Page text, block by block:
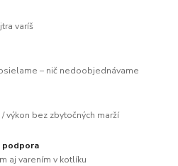
varíš
– nič nedoobjednávame
výkon bez zbytočných marží
podpora
aj varením v kotlíku